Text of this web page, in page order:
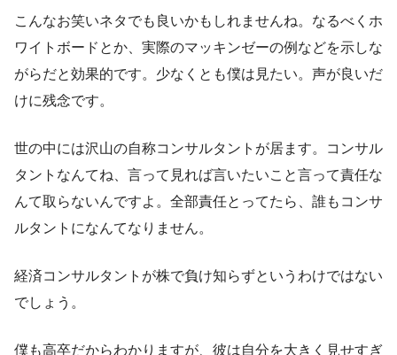
こんなお笑いネタでも良いかもしれませんね。なるべくホ
ワイトボードとか、実際のマッキンゼーの例などを示しな
がらだと効果的です。少なくとも僕は見たい。声が良いだ
けに残念です。
世の中には沢山の自称コンサルタントが居ます。コンサル
タントなんてね、言って見れば言いたいこと言って責任な
んて取らないんですよ。全部責任とってたら、誰もコンサ
ルタントになんてなりません。
経済コンサルタントが株で負け知らずというわけではない
でしょう。
僕も高卒だからわかりますが、彼は自分を大きく見せすぎ